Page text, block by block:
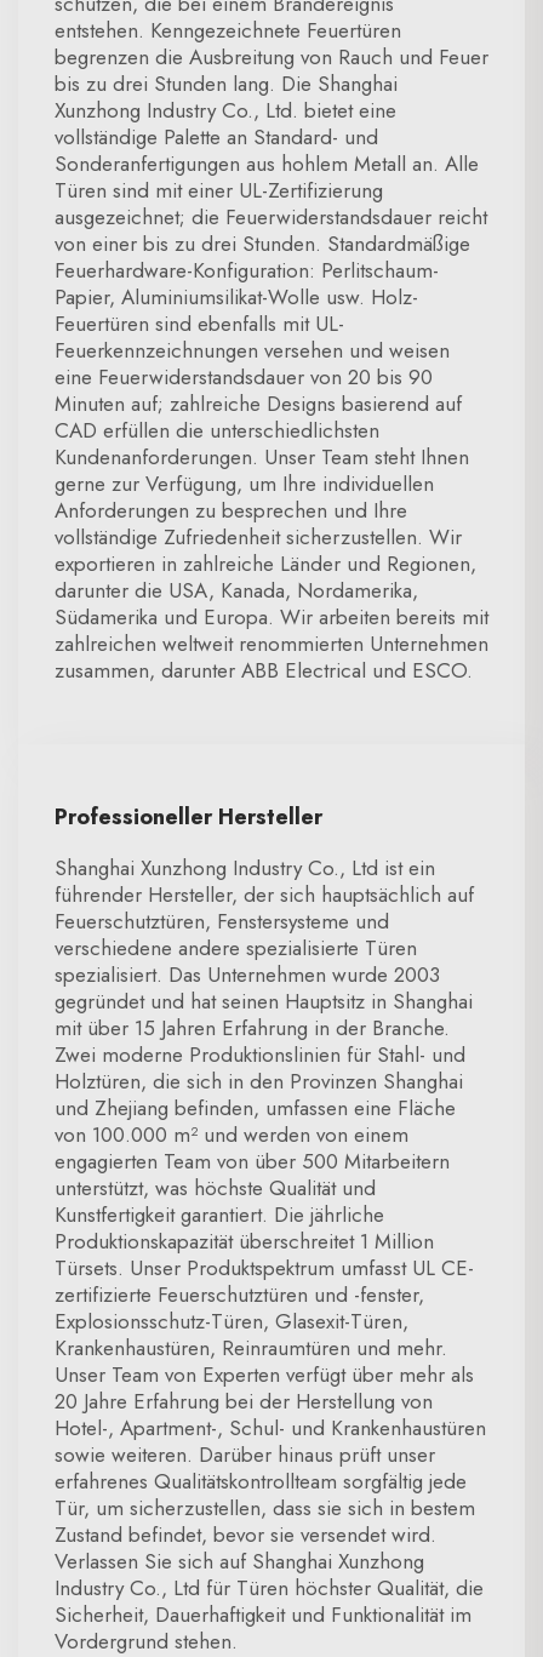
entstehen. Kenngezeichnete Feuertüren
begrenzen die Ausbreitung von Rauch und Feuer
bis zu drei Stunden lang. Die Shanghai
Xunzhong Industry Co., Ltd. bietet eine
vollständige Palette an Standard- und
Sonderanfertigungen aus hohlem Metall an. Alle
Türen sind mit einer UL-Zertifizierung
ausgezeichnet; die Feuerwiderstandsdauer reicht
von einer bis zu drei Stunden. Standardmäßige
Feuerhardware-Konfiguration: Perlitschaum-
Papier, Aluminiumsilikat-Wolle usw. Holz-
Feuertüren sind ebenfalls mit UL-
Feuerkennzeichnungen versehen und weisen
eine Feuerwiderstandsdauer von 20 bis 90
Minuten auf; zahlreiche Designs basierend auf
CAD erfüllen die unterschiedlichsten
Kundenanforderungen. Unser Team steht Ihnen
gerne zur Verfügung, um Ihre individuellen
Anforderungen zu besprechen und Ihre
vollständige Zufriedenheit sicherzustellen. Wir
exportieren in zahlreiche Länder und Regionen,
darunter die USA, Kanada, Nordamerika,
Südamerika und Europa. Wir arbeiten bereits mit
zahlreichen weltweit renommierten Unternehmen
zusammen, darunter ABB Electrical und ESCO.
Professioneller Hersteller
Shanghai Xunzhong Industry Co., Ltd ist ein
führender Hersteller, der sich hauptsächlich auf
Feuerschutztüren, Fenstersysteme und
verschiedene andere spezialisierte Türen
spezialisiert. Das Unternehmen wurde 2003
gegründet und hat seinen Hauptsitz in Shanghai
mit über 15 Jahren Erfahrung in der Branche.
Zwei moderne Produktionslinien für Stahl- und
Holztüren, die sich in den Provinzen Shanghai
und Zhejiang befinden, umfassen eine Fläche
von 100.000 m² und werden von einem
engagierten Team von über 500 Mitarbeitern
unterstützt, was höchste Qualität und
Kunstfertigkeit garantiert. Die jährliche
Produktionskapazität überschreitet 1 Million
Türsets. Unser Produktspektrum umfasst UL CE-
zertifizierte Feuerschutztüren und -fenster,
Explosionsschutz-Türen, Glasexit-Türen,
Krankenhaustüren, Reinraumtüren und mehr.
Unser Team von Experten verfügt über mehr als
20 Jahre Erfahrung bei der Herstellung von
Hotel-, Apartment-, Schul- und Krankenhaustüren
sowie weiteren. Darüber hinaus prüft unser
erfahrenes Qualitätskontrollteam sorgfältig jede
Tür, um sicherzustellen, dass sie sich in bestem
Zustand befindet, bevor sie versendet wird.
Verlassen Sie sich auf Shanghai Xunzhong
Industry Co., Ltd für Türen höchster Qualität, die
Sicherheit, Dauerhaftigkeit und Funktionalität im
Vordergrund stehen.